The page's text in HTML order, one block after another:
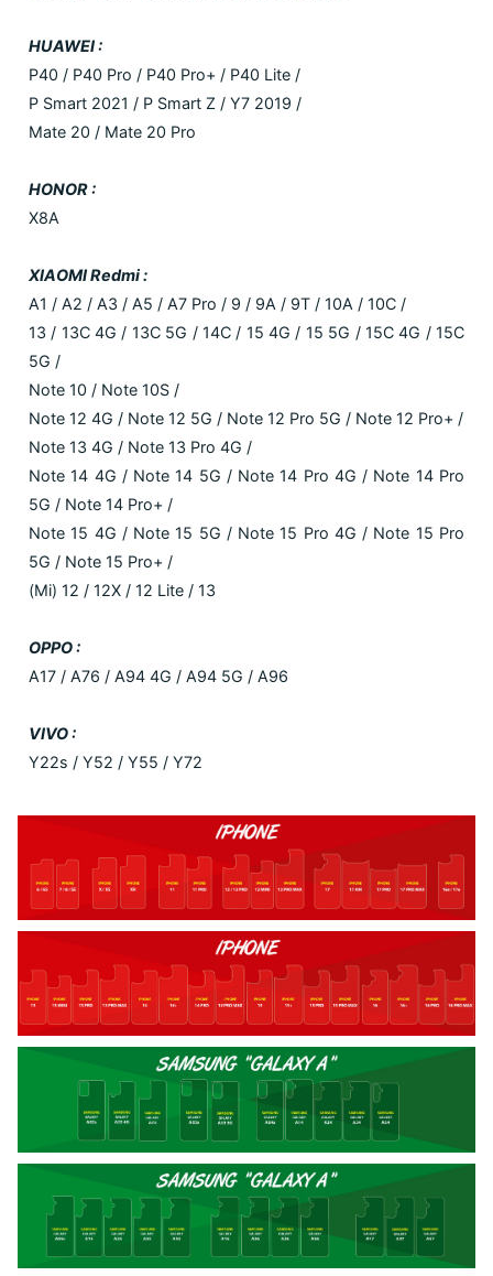
HUAWEI :
P40 / P40 Pro / P40 Pro+ / P40 Lite /
P Smart 2021 / P Smart Z / Y7 2019 /
Mate 20 / Mate 20 Pro
HONOR :
X8A
XIAOMI Redmi :
A1 / A2 / A3 / A5 / A7 Pro / 9 / 9A / 9T / 10A / 10C /
13 / 13C 4G / 13C 5G / 14C / 15 4G / 15 5G / 15C 4G / 15C
5G /
Note 10 / Note 10S /
Note 12 4G / Note 12 5G / Note 12 Pro 5G / Note 12 Pro+ /
Note 13 4G / Note 13 Pro 4G /
Note 14 4G / Note 14 5G / Note 14 Pro 4G / Note 14 Pro
5G / Note 14 Pro+ /
Note 15 4G / Note 15 5G / Note 15 Pro 4G / Note 15 Pro
5G / Note 15 Pro+ /
(Mi) 12 / 12X / 12 Lite / 13
OPPO :
A17 / A76 / A94 4G / A94 5G / A96
VIVO :
Y22s / Y52 / Y55 / Y72